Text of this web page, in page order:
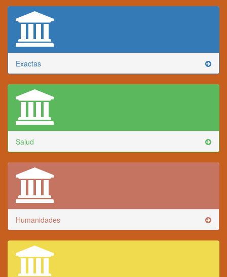
Exactas
Salud
Humanidades